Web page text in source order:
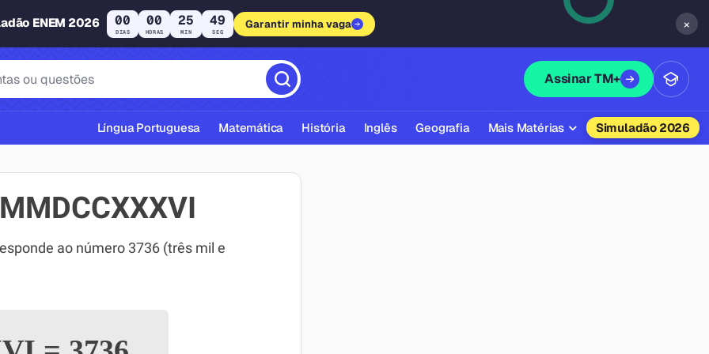
ENEM 2026 00
DIAS
00
HORAS
25
MIN
48
SEG
Garantir minha vaga ×
Assinar TM+
ABNT
Língua Portuguesa Matemática História Inglês Geografia Mais Matérias Simuladão 2026
ao número 3736 (três mil e